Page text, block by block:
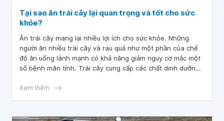
Tại sao ăn trái cây lại quan trọng và tốt cho sức
khỏe?
Ăn trái cây mang lại nhiều lợi ích cho sức khỏe. Những
người ăn nhiều trái cây và rau quả như một phần của chế
độ ăn uống lành mạnh có khả năng giảm nguy cơ mắc một
số bệnh mãn tính. Trái cây cung cấp các chất dinh dưỡng
Xem thêm